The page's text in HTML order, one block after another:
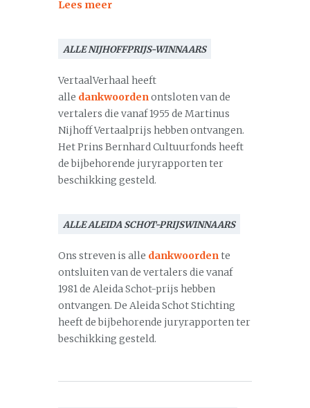
Lees meer
ALLE NIJHOFFPRIJS-WINNAARS
VertaalVerhaal heeft
alle dankwoordenontsloten van de
vertalers die vanaf 1955 de Martinus
Nijhoff Vertaalprijs hebben ontvangen.
Het Prins Bernhard Cultuurfonds heeft
de bijbehorende juryrapporten ter
beschikking gesteld.
ALLE ALEIDA SCHOT-PRIJSWINNAARS
Ons streven is alle dankwoordente
ontsluiten van de vertalers die vanaf
1981 de Aleida Schot-prijs hebben
ontvangen. De Aleida Schot Stichting
heeft de bijbehorende juryrapporten ter
beschikking gesteld.